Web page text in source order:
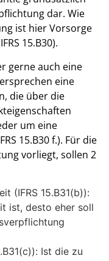
dar. Wie
ist hier Vorsorge
15.B30).
gerne auch eine
eine
die über die
um eine
15.B30 f.). Für die
vorliegt, sollen 2
(IFRS 15.B31(b)):
ist, desto eher soll
Ist die zu